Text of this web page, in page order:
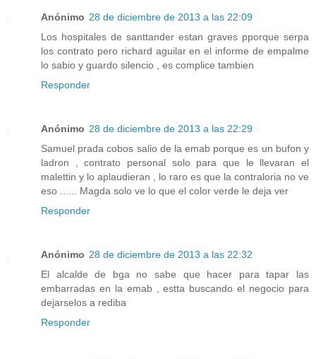
Anónimo 28 de diciembre de 2013 a las 22:09
Los hospitales de santtander estan graves pporque serpa
los contrato pero richard aguilar en el informe de empalme
lo sabio y guardo silencio , es complice tambien
Responder
Anónimo 28 de diciembre de 2013 a las 22:29
Samuel prada cobos salio de la emab porque es un bufon y
ladron , contrato personal solo para que le llevaran el
malettin y lo aplaudieran , lo raro es que la contraloria no ve
eso ...... Magda solo ve lo que el color verde le deja ver
Responder
Anónimo 28 de diciembre de 2013 a las 22:32
El alcalde de bga no sabe que hacer para tapar las
embarradas en la emab , estta buscando el negocio para
dejarselos a rediba
Responder